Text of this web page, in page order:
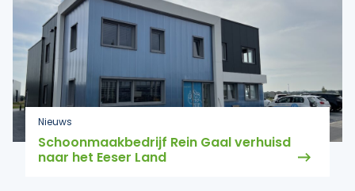
Nieuws
Schoonmaakbedrijf Rein Gaal verhuisd
naar het Eeser Land